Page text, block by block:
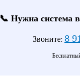
📞 Нужна система
Звоните: 8